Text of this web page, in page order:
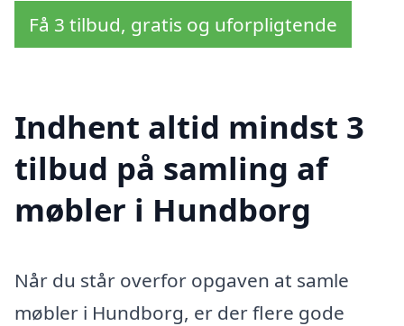
Få 3 tilbud, gratis og uforpligtende
Indhent altid mindst 3
tilbud på samling af
møbler i Hundborg
Når du står overfor opgaven at samle
møbler i Hundborg, er der flere gode